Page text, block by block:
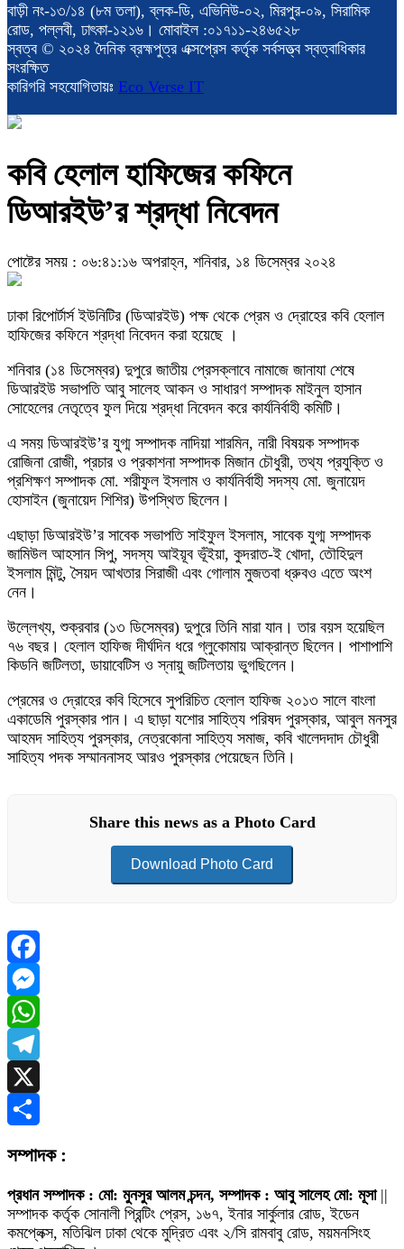
বাড়ী নং-১৩/১৪ (৮ম তলা), ব্লক-ডি, এভিনিউ-০২, মিরপুর-০৯, সিরামিক
রোড, পল্লবী, ঢাৎকা-১২১৬। মোবাইল :০১৭১১-২৪৬৫২৮
স্বত্ব © ২০২৪ দৈনিক ব্রহ্মপুত্র এক্সপ্রেস কর্তৃক সর্বসত্ত্ব স্বত্বাধিকার
সংরক্ষিত
কারিগরি সহযোগিতায়ঃ Eco Verse IT
কবি হেলাল হাফিজের কফিনে
ডিআরইউ’র শ্রদ্ধা নিবেদন
পোষ্টের সময় : ০৬:৪১:১৬ অপরাহ্ন, শনিবার, ১৪ ডিসেম্বর ২০২৪
ঢাকা রিপোর্টার্স ইউনিটির (ডিআরইউ) পক্ষ থেকে প্রেম ও দ্রোহের কবি হেলাল
হাফিজের কফিনে শ্রদ্ধা নিবেদন করা হয়েছে ।
শনিবার (১৪ ডিসেম্বর) দুপুরে জাতীয় প্রেসক্লাবে নামাজে জানাযা শেষে
ডিআরইউ সভাপতি আবু সালেহ আকন ও সাধারণ সম্পাদক মাইনুল হাসান
সোহেলের নেতৃত্বে ফুল দিয়ে শ্রদ্ধা নিবেদন করে কার্যনির্বাহী কমিটি।
এ সময় ডিআরইউ’র যুগ্ম সম্পাদক নাদিয়া শারমিন, নারী বিষয়ক সম্পাদক
রোজিনা রোজী, প্রচার ও প্রকাশনা সম্পাদক মিজান চৌধুরী, তথ্য প্রযুক্তি ও
প্রশিক্ষণ সম্পাদক মো. শরীফুল ইসলাম ও কার্যনির্বাহী সদস্য মো. জুনায়েদ
হোসাইন (জুনায়েদ শিশির) উপস্থিত ছিলেন।
এছাড়া ডিআরইউ’র সাবেক সভাপতি সাইফুল ইসলাম, সাবেক যুগ্ম সম্পাদক
জামিউল আহসান সিপু, সদস্য আইয়ূব ভূঁইয়া, কুদরাত-ই খোদা, তৌহিদুল
ইসলাম মিন্টু, সৈয়দ আখতার সিরাজী এবং গোলাম মুজতবা ধ্রুবও এতে অংশ
নেন।
উল্লেখ্য, শুক্রবার (১৩ ডিসেম্বর) দুপুরে তিনি মারা যান। তার বয়স হয়েছিল
৭৬ বছর। হেলাল হাফিজ দীর্ঘদিন ধরে গ্লুকোমায় আক্রান্ত ছিলেন। পাশাপাশি
কিডনি জটিলতা, ডায়াবেটিস ও স্নায়ু জটিলতায় ভুগছিলেন।
প্রেমের ও দ্রোহের কবি হিসেবে সুপরিচিত হেলাল হাফিজ ২০১৩ সালে বাংলা
একাডেমি পুরস্কার পান। এ ছাড়া যশোর সাহিত্য পরিষদ পুরস্কার, আবুল মনসুর
আহমদ সাহিত্য পুরস্কার, নেত্রকোনা সাহিত্য সমাজ, কবি খালেদদাদ চৌধুরী
সাহিত্য পদক সম্মাননাসহ আরও পুরস্কার পেয়েছেন তিনি।
Share this news as a Photo Card
Download Photo Card
Facebook
Messenger
WhatsApp
Telegram
X
সম্পাদক :
প্রধান সম্পাদক : মো: মুনসুর আলম চন্দন, সম্পাদক : আবু সালেহ মো: মূসা||
সম্পাদক কর্তৃক সোনালী প্রিন্টিং প্রেস, ১৬৭, ইনার সার্কুলার রোড, ইডেন
কমপ্লেক্স, মতিঝিল ঢাকা থেকে মুদ্রিত এবং ২/সি রামবাবু রোড, ময়মনসিংহ